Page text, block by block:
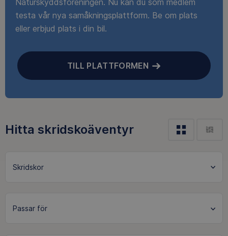
testa vår nya samåkningsplattform. Be om plats
eller erbjud plats i din bil.
TILL PLATTFORMEN
Hitta skridskoäventyr
Skridskor